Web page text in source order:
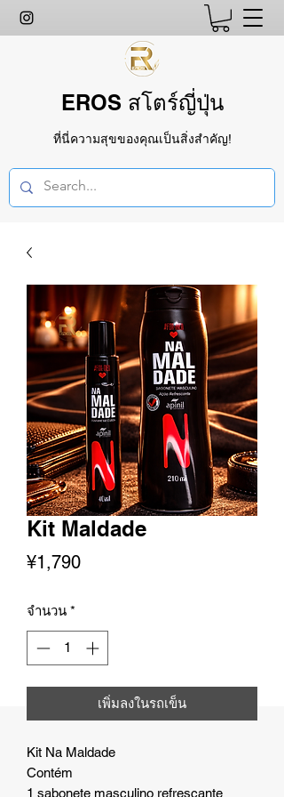
EROS สโตร์ญี่ปุ่น
ที่นี่ความสุขของคุณเป็นสิ่งสำคัญ!
Kit Maldade
¥1,790ราคา
จำนวน *
เพิ่มลงในรถเข็น
Kit Na Maldade
Contém
1 sabonete masculino refrescante